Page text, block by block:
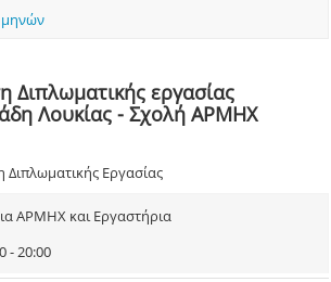
μηνών
Διπλωματικής εργασίας
Λουκίας - Σχολή ΑΡΜΗΧ
Εργασίας
ΑΡΜΗΧ και Εργαστήρια
- 20:00